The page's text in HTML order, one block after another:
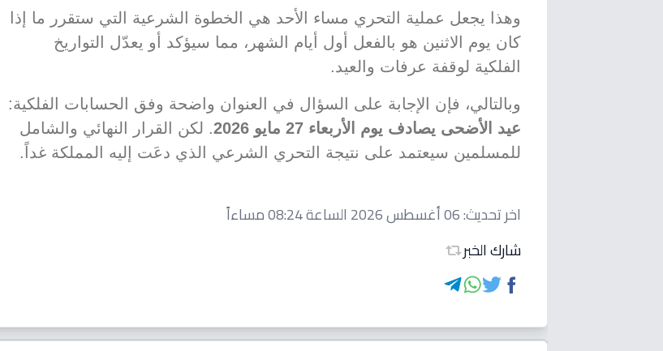
وهذا يجعل عملية التحري مساء الأحد هي الخطوة الشرعية التي ستقرر ما إذا
كان يوم الاثنين هو بالفعل أول أيام الشهر، مما سيؤكد أو يعدّل التواريخ
الفلكية لوقفة عرفات والعيد.
وبالتالي، فإن الإجابة على السؤال في العنوان واضحة وفق الحسابات الفلكية:
عيد الأضحى يصادف يوم الأربعاء 27 مايو 2026
. لكن القرار النهائي والشامل
للمسلمين سيعتمد على نتيجة التحري الشرعي الذي دعَت إليه المملكة غداً.
اخر تحديث:06 أغسطس 2026 الساعة 08:24 مساءاً
شارك الخبر